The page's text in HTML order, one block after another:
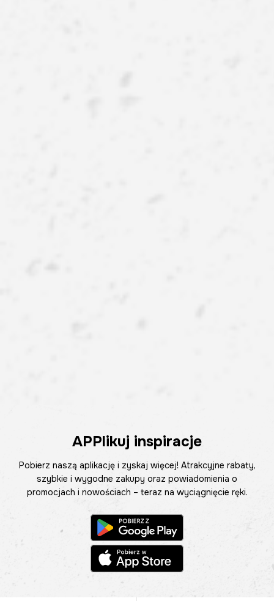
APPlikuj inspiracje
Pobierz naszą aplikację i zyskaj więcej! Atrakcyjne rabaty,
szybkie i wygodne zakupy oraz powiadomienia o
promocjach i nowościach – teraz na wyciągnięcie ręki.